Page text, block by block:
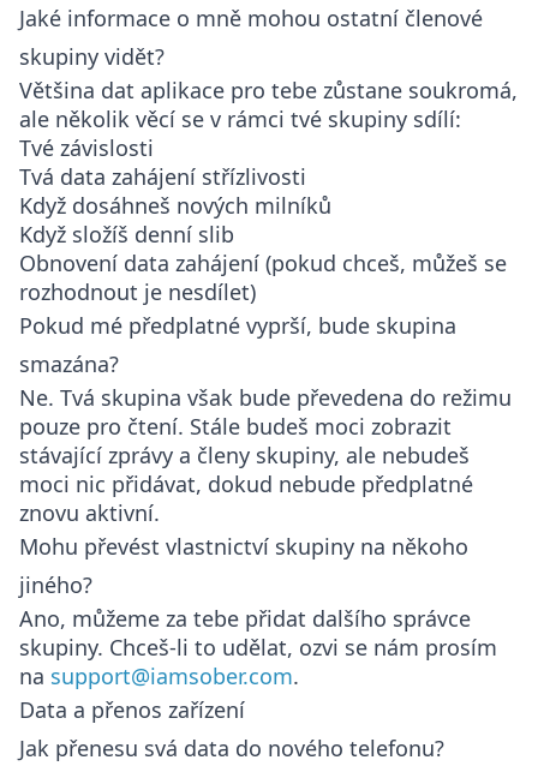
Jaké informace o mně mohou ostatní členové
skupiny vidět?
Většina dat aplikace pro tebe zůstane soukromá,
ale několik věcí se v rámci tvé skupiny sdílí:
Tvé závislosti
Tvá data zahájení střízlivosti
Když dosáhneš nových milníků
Když složíš denní slib
Obnovení data zahájení (pokud chceš, můžeš se
rozhodnout je nesdílet)
Pokud mé předplatné vyprší, bude skupina
smazána?
Ne. Tvá skupina však bude převedena do režimu
pouze pro čtení. Stále budeš moci zobrazit
stávající zprávy a členy skupiny, ale nebudeš
moci nic přidávat, dokud nebude předplatné
znovu aktivní.
Mohu převést vlastnictví skupiny na někoho
jiného?
Ano, můžeme za tebe přidat dalšího správce
skupiny. Chceš-li to udělat, ozvi se nám prosím
na support@iamsober.com.
Data a přenos zařízení
Jak přenesu svá data do nového telefonu?